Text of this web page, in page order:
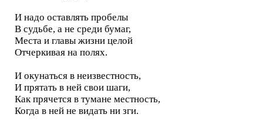
И надо оставлять пробелы
В судьбе, а не среди бумаг,
Места и главы жизни целой
Отчеркивая на полях.
И окунаться в неизвестность,
И прятать в ней свои шаги,
Как прячется в тумане местность,
Когда в ней не видать ни зги.